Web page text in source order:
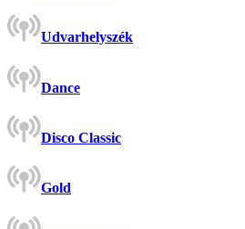
Udvarhelyszék
Dance
Disco Classic
Gold